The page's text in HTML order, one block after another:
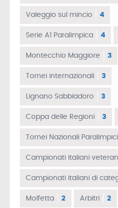
Valeggio sul mincio 4
Serie A1 Paralimpica 4
Montecchio Maggiore 3
Tornei internazionali 3
Lignano Sabbiadoro 3
Coppa delle Regioni 3
Tornei Nazionali Paralimpici
Campionati italiani
Campionati italiani di
Molfetta 2 Arbitri 2